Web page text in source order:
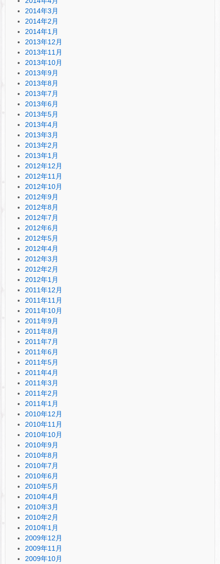
2014年3月
2014年2月
2014年1月
2013年12月
2013年11月
2013年10月
2013年9月
2013年8月
2013年7月
2013年6月
2013年5月
2013年4月
2013年3月
2013年2月
2013年1月
2012年12月
2012年11月
2012年10月
2012年9月
2012年8月
2012年7月
2012年6月
2012年5月
2012年4月
2012年3月
2012年2月
2012年1月
2011年12月
2011年11月
2011年10月
2011年9月
2011年8月
2011年7月
2011年6月
2011年5月
2011年4月
2011年3月
2011年2月
2011年1月
2010年12月
2010年11月
2010年10月
2010年9月
2010年8月
2010年7月
2010年6月
2010年5月
2010年4月
2010年3月
2010年2月
2010年1月
2009年12月
2009年11月
2009年10月